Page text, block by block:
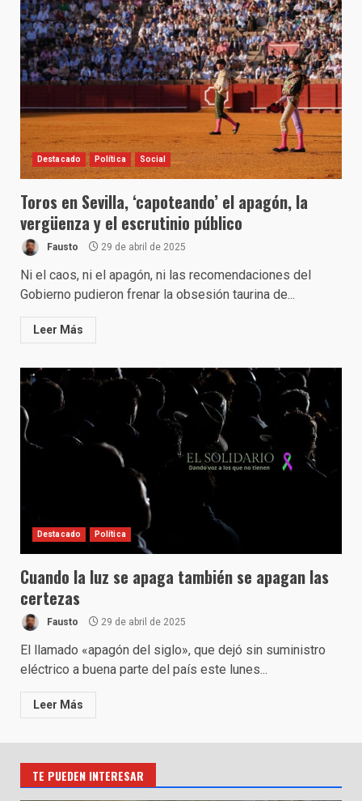
Destacado Política Social
Toros en Sevilla, ‘capoteando’ el apagón, la
vergüenza y el escrutinio público
Fausto 29 de abril de 2025
Ni el caos, ni el apagón, ni las recomendaciones del
Gobierno pudieron frenar la obsesión taurina de...
Leer Más
Destacado Política
Cuando la luz se apaga también se apagan las
certezas
Fausto 29 de abril de 2025
El llamado «apagón del siglo», que dejó sin suministro
eléctrico a buena parte del país este lunes...
Leer Más
TE PUEDEN INTERESAR